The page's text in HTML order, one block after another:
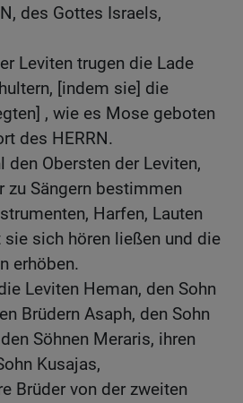
des Gottes Israels,
Leviten trugen die Lade
[indem sie] die
, wie es Mose geboten
des HERRN.
den Obersten der Leviten,
zu Sängern bestimmen
Harfen, Lauten
sich hören ließen und die
erhöben.
Leviten Heman, den Sohn
Brüdern Asaph, den Sohn
Söhnen Meraris, ihren
Kusajas,
Brüder von der zweiten